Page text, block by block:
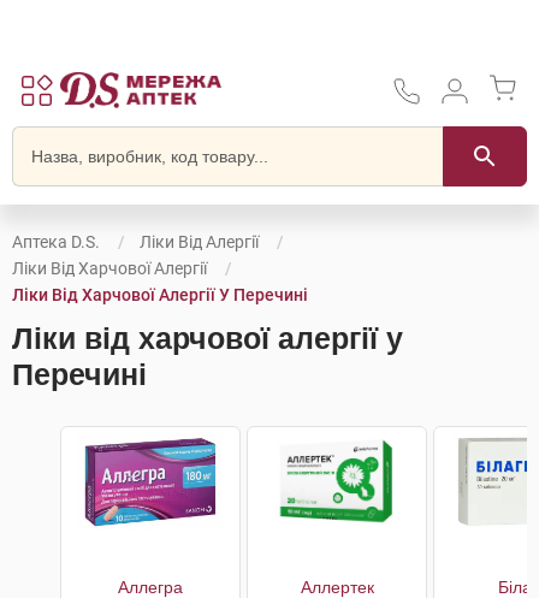
Аптека D.S.
Ліки Від Алергії
Ліки Від Харчової Алергії
Ліки Від Харчової Алергії У Перечині
Ліки від харчової алергії у
Перечині
Аллегра Аллертек